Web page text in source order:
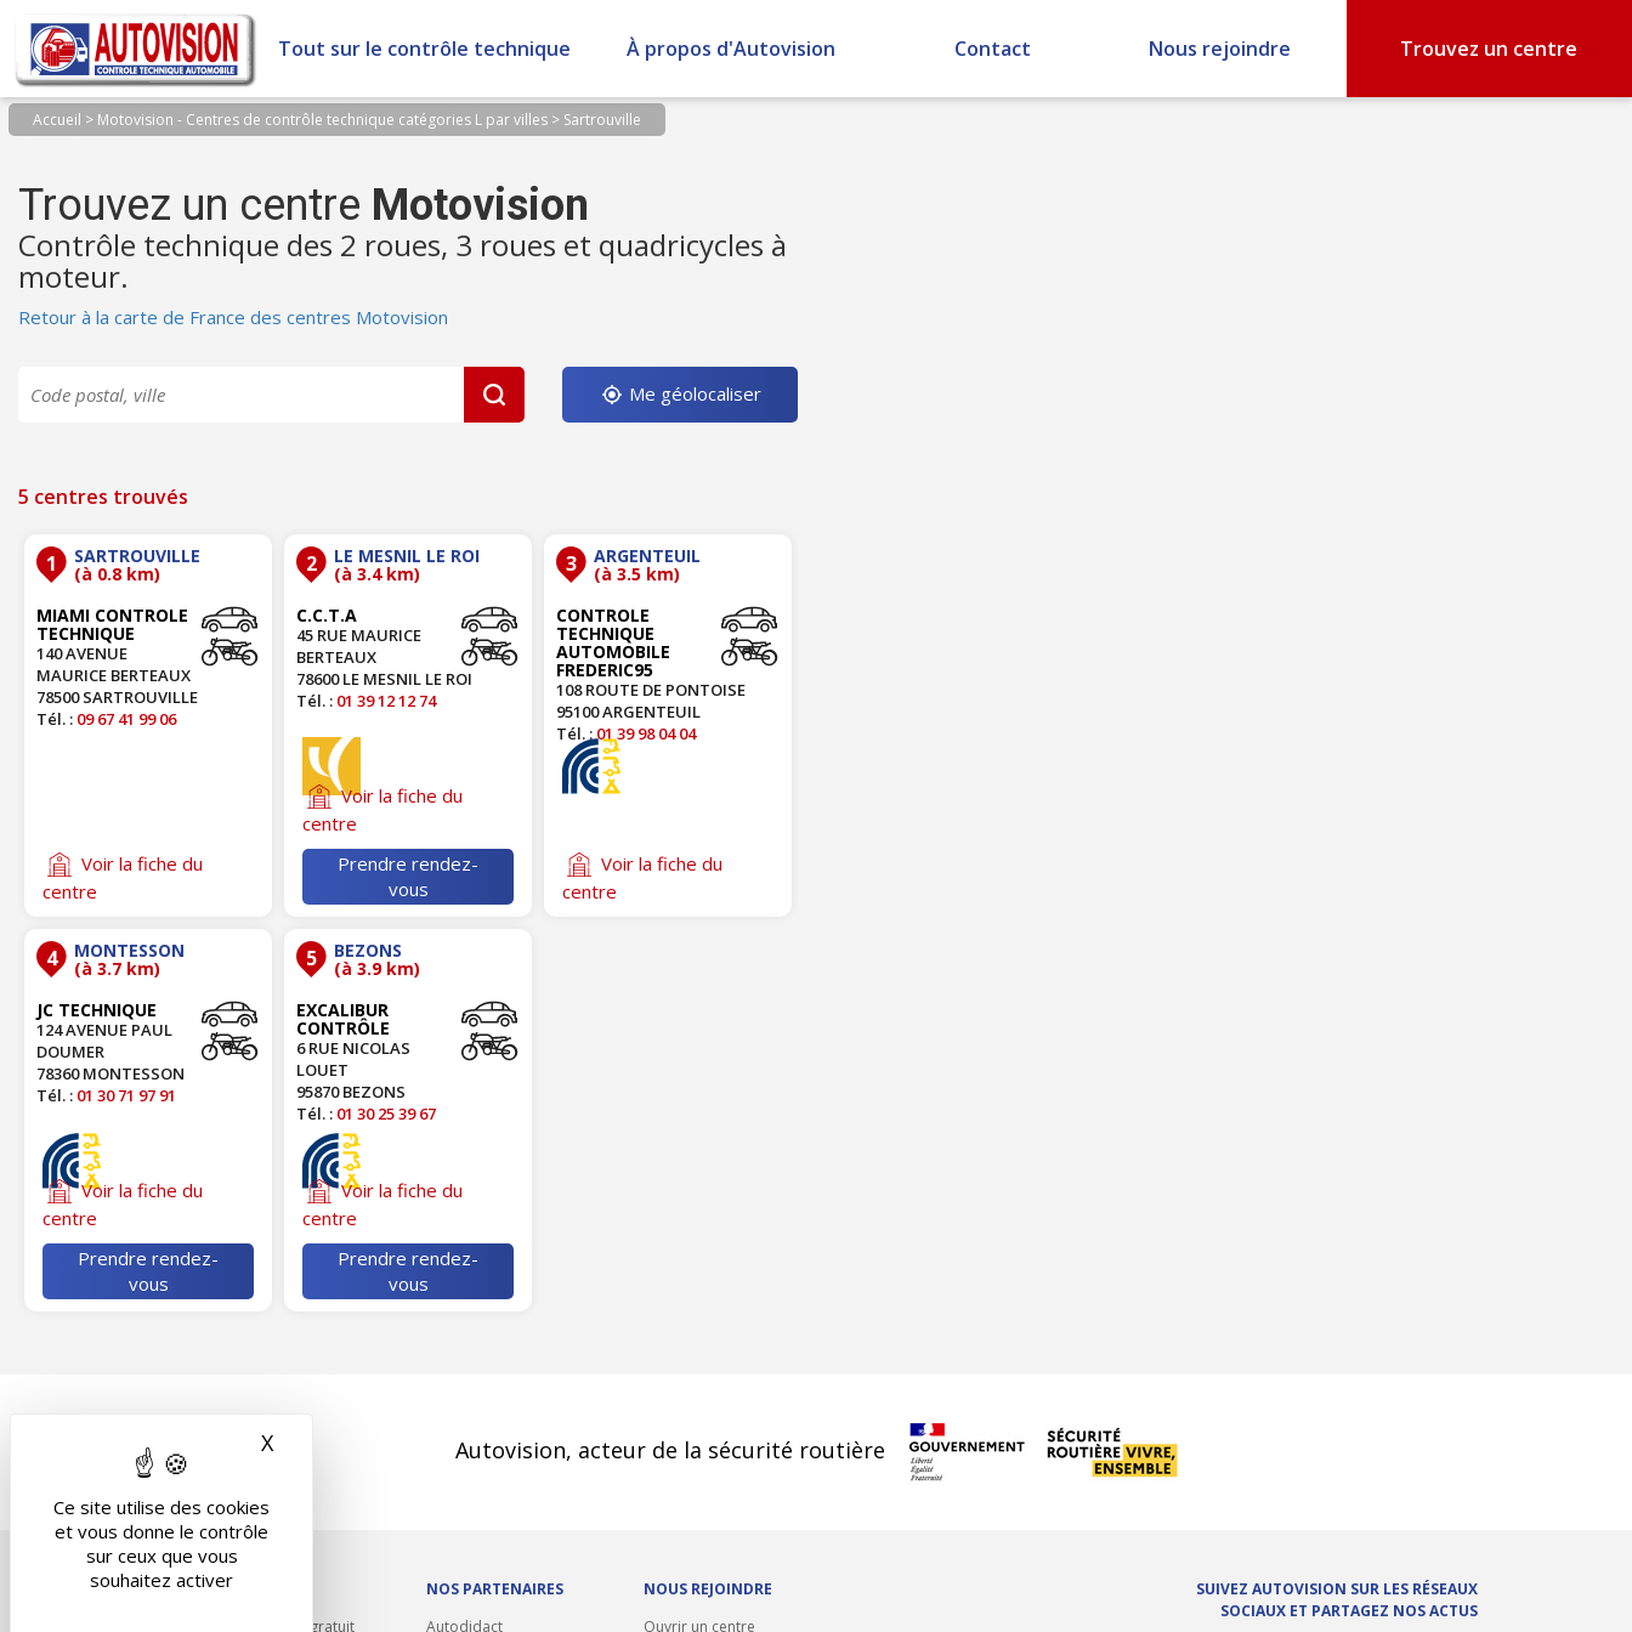
Panneau de gestion des cookies
Ce site utilise des cookies
et vous donne le contrôle
sur ceux que vous
souhaitez activer
X Masquer le bandeau des cookies
Tout sur le contrôle technique À propos d'Autovision Contact Nous rejoindre Trouvez un centre
Accueil > Motovision - Centres de contrôle technique catégories L par villes> Sartrouville
Trouvez un centre Motovision
Contrôle technique des 2 roues, 3 roues et quadricycles à
moteur.
Retour à la carte de France des centres Motovision
Me géolocaliser
5 centres trouvés
1 SARTROUVILLE
(à 0.8 km)
MIAMI CONTROLE
TECHNIQUE
140 AVENUE
MAURICE BERTEAUX
78500 SARTROUVILLE
Tél. : 09 67 41 99 06
Voir la fiche du
centre
2 LE MESNIL LE ROI
(à 3.4 km)
C.C.T.A
45 RUE MAURICE
BERTEAUX
78600 LE MESNIL LE ROI
Tél. : 01 39 12 12 74
Voir la fiche du
centre
Prendre rendez-
vous
3 ARGENTEUIL
(à 3.5 km)
CONTROLE
TECHNIQUE
AUTOMOBILE
FREDERIC95
108 ROUTE DE PONTOISE
95100 ARGENTEUIL
Tél. :01 39 98 04 04
Voir la fiche du
centre
4 MONTESSON
(à 3.7 km)
JC TECHNIQUE
124 AVENUE PAUL
DOUMER
78360 MONTESSON
Tél. : 01 30 71 97 91
Voir la fiche du
centre
Prendre rendez-
vous
5 BEZONS
(à 3.9 km)
EXCALIBUR
CONTRÔLE
6 RUE NICOLAS
LOUET
95870 BEZONS
Tél. : 01 30 25 39 67
Voir la fiche du
centre
Prendre rendez-
vous
Autovision, acteur de la sécurité routière
OUTILS/DIVERS
Rappel contrôle technique gratuit
NOS PARTENAIRES
Autodidact
NOUS REJOINDRE
Ouvrir un centre
SUIVEZ AUTOVISION SUR LES RÉSEAUX
SOCIAUX ET PARTAGEZ NOS ACTUS